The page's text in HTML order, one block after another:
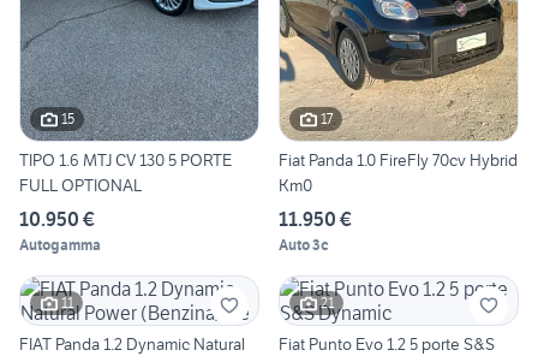
15
TIPO 1.6 MTJ CV 130 5 PORTE
FULL OPTIONAL
10.950 €
Autogamma
17
Fiat Panda 1.0 FireFly 70cv Hybrid
Km0
11.950 €
Auto 3c
11
FIAT Panda 1.2 Dynamic Natural
21
Fiat Punto Evo 1.2 5 porte S&S